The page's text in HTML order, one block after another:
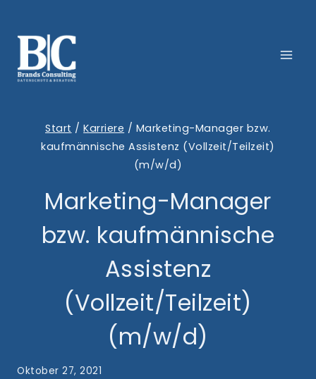
Inhalt
springen
Start / Karriere / Marketing-Manager bzw.
kaufmännische Assistenz (Vollzeit/Teilzeit)
(m/w/d)
Marketing-Manager
bzw. kaufmännische
Assistenz
(Vollzeit/Teilzeit)
(m/w/d)
Oktober 27, 2021